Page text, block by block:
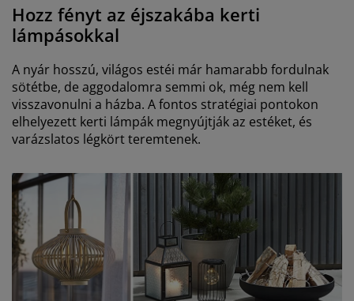
Hozz fényt az éjszakába kerti
lámpásokkal
A nyár hosszú, világos estéi már hamarabb fordulnak
sötétbe, de aggodalomra semmi ok, még nem kell
visszavonulni a házba. A fontos stratégiai pontokon
elhelyezett kerti lámpák megnyújtják az estéket, és
varázslatos légkört teremtenek.